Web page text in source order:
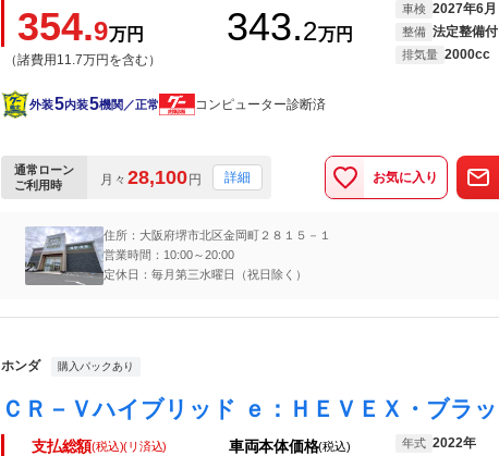
354.9万円
（諸費用11.7万円を含む）
343.2万円
車検 2027年6月
整備 法定整備付
排気量 2000cc
外装5内装5機関／正常 コンピューター診断済
通常ローン
ご利用時
月々 28,100円 詳細 お気に入り
住所：大阪府堺市北区金岡町２８１５－１
営業時間：10:00～20:00
定休日：毎月第三水曜日（祝日除く）
ホンダ 購入パックあり
支払総額(税込)(リ済込) 車両本体価格(税込) 年式 2022年